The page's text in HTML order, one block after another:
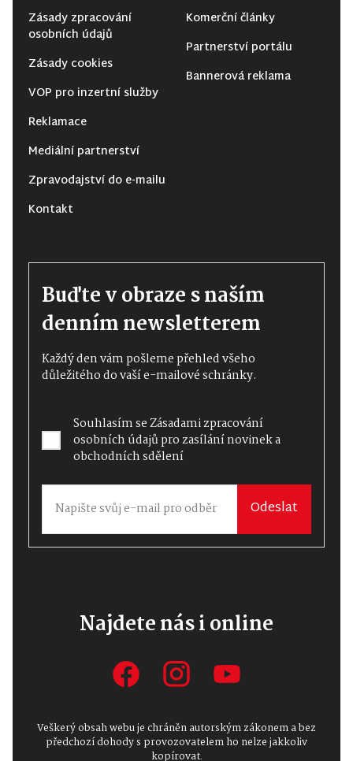
Zásady zpracování
osobních údajů
Zásady cookies
VOP pro inzertní služby
Reklamace
Mediální partnerství
Zpravodajství do e-mailu
Kontakt
Komerční články
Partnerství portálu
Bannerová reklama
Buďte v obraze s naším
denním newsletterem
Každý den vám pošleme přehled všeho
důležitého do vaší e-mailové schránky.
Souhlasím seZásadami zpracování
osobních údajůpro zasílání novinek a
obchodních sdělení
Odeslat
Najdete nás i online
Veškerý obsah webu je chráněn autorským zákonem a bez
předchozí dohody s provozovatelem ho nelze jakkoliv
kopírovat.